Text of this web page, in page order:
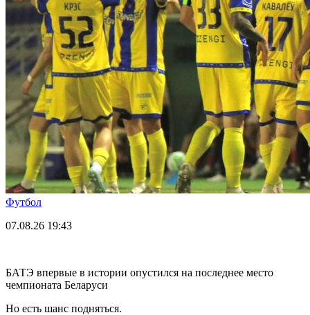
Футбол
07.08.26 19:43
БАТЭ впервые в истории опустился на последнее место
чемпионата Беларуси
Но есть шанс подняться.